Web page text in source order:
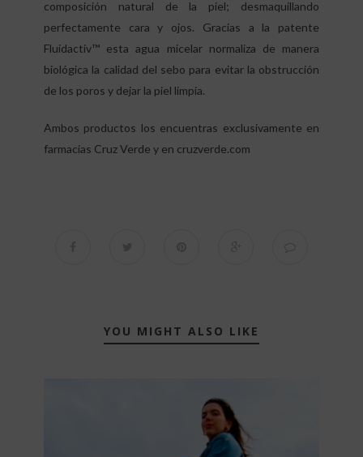
composición natural de la piel; desmaquillando
perfectamente cara y ojos. Gracias a la patente
Fluidactiv™ esta agua micelar normaliza de manera
biológica la calidad del sebo para evitar la obstrucción
de los poros y dejar la piel limpia.
Ambos productos los encuentras exclusivamente en
farmacias Cruz Verde y en cruzverde.com
YOU MIGHT ALSO LIKE